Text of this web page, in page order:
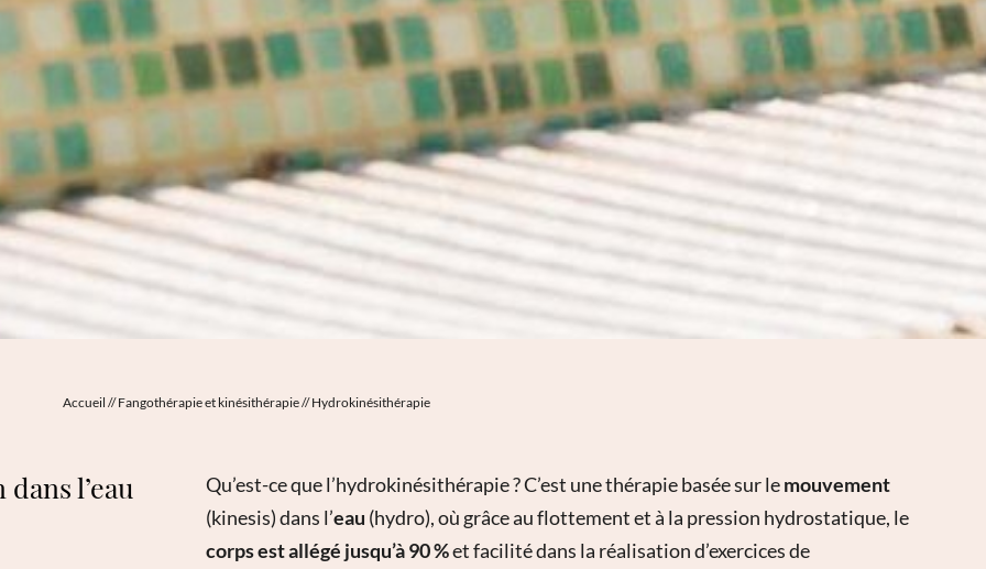
Accueil //Fangothérapie et kinésithérapie//Hydrokinésithérapie
l’eau Qu’est-ce que l’hydrokinésithérapie ? C’est une thérapie basée sur lemouvement
(kinesis) dans l’eau (hydro), où grâce au flottement et à la pression hydrostatique, le
corps est allégé jusqu’à 90 %et facilité dans la réalisation d’exercices de